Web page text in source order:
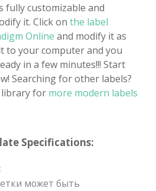
fully customizable and
it. Click on the label
Online and modify it as
to your computer and you
in a few minutes!!! Start
Searching for other labels?
library for more modern labels
Specifications:
может быть